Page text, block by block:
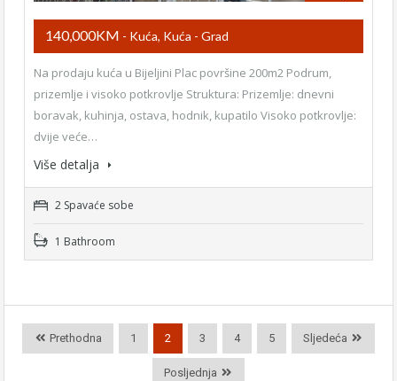
140,000KM - Kuća, Kuća - Grad
Na prodaju kuća u Bijeljini Plac površine 200m2 Podrum,
prizemlje i visoko potkrovlje Struktura: Prizemlje: dnevni
boravak, kuhinja, ostava, hodnik, kupatilo Visoko potkrovlje:
dvije veće…
Više detalja
2 Spavaće sobe
1 Bathroom
Prethodna 1 2 3 4 5 Sljedeća
Posljednja